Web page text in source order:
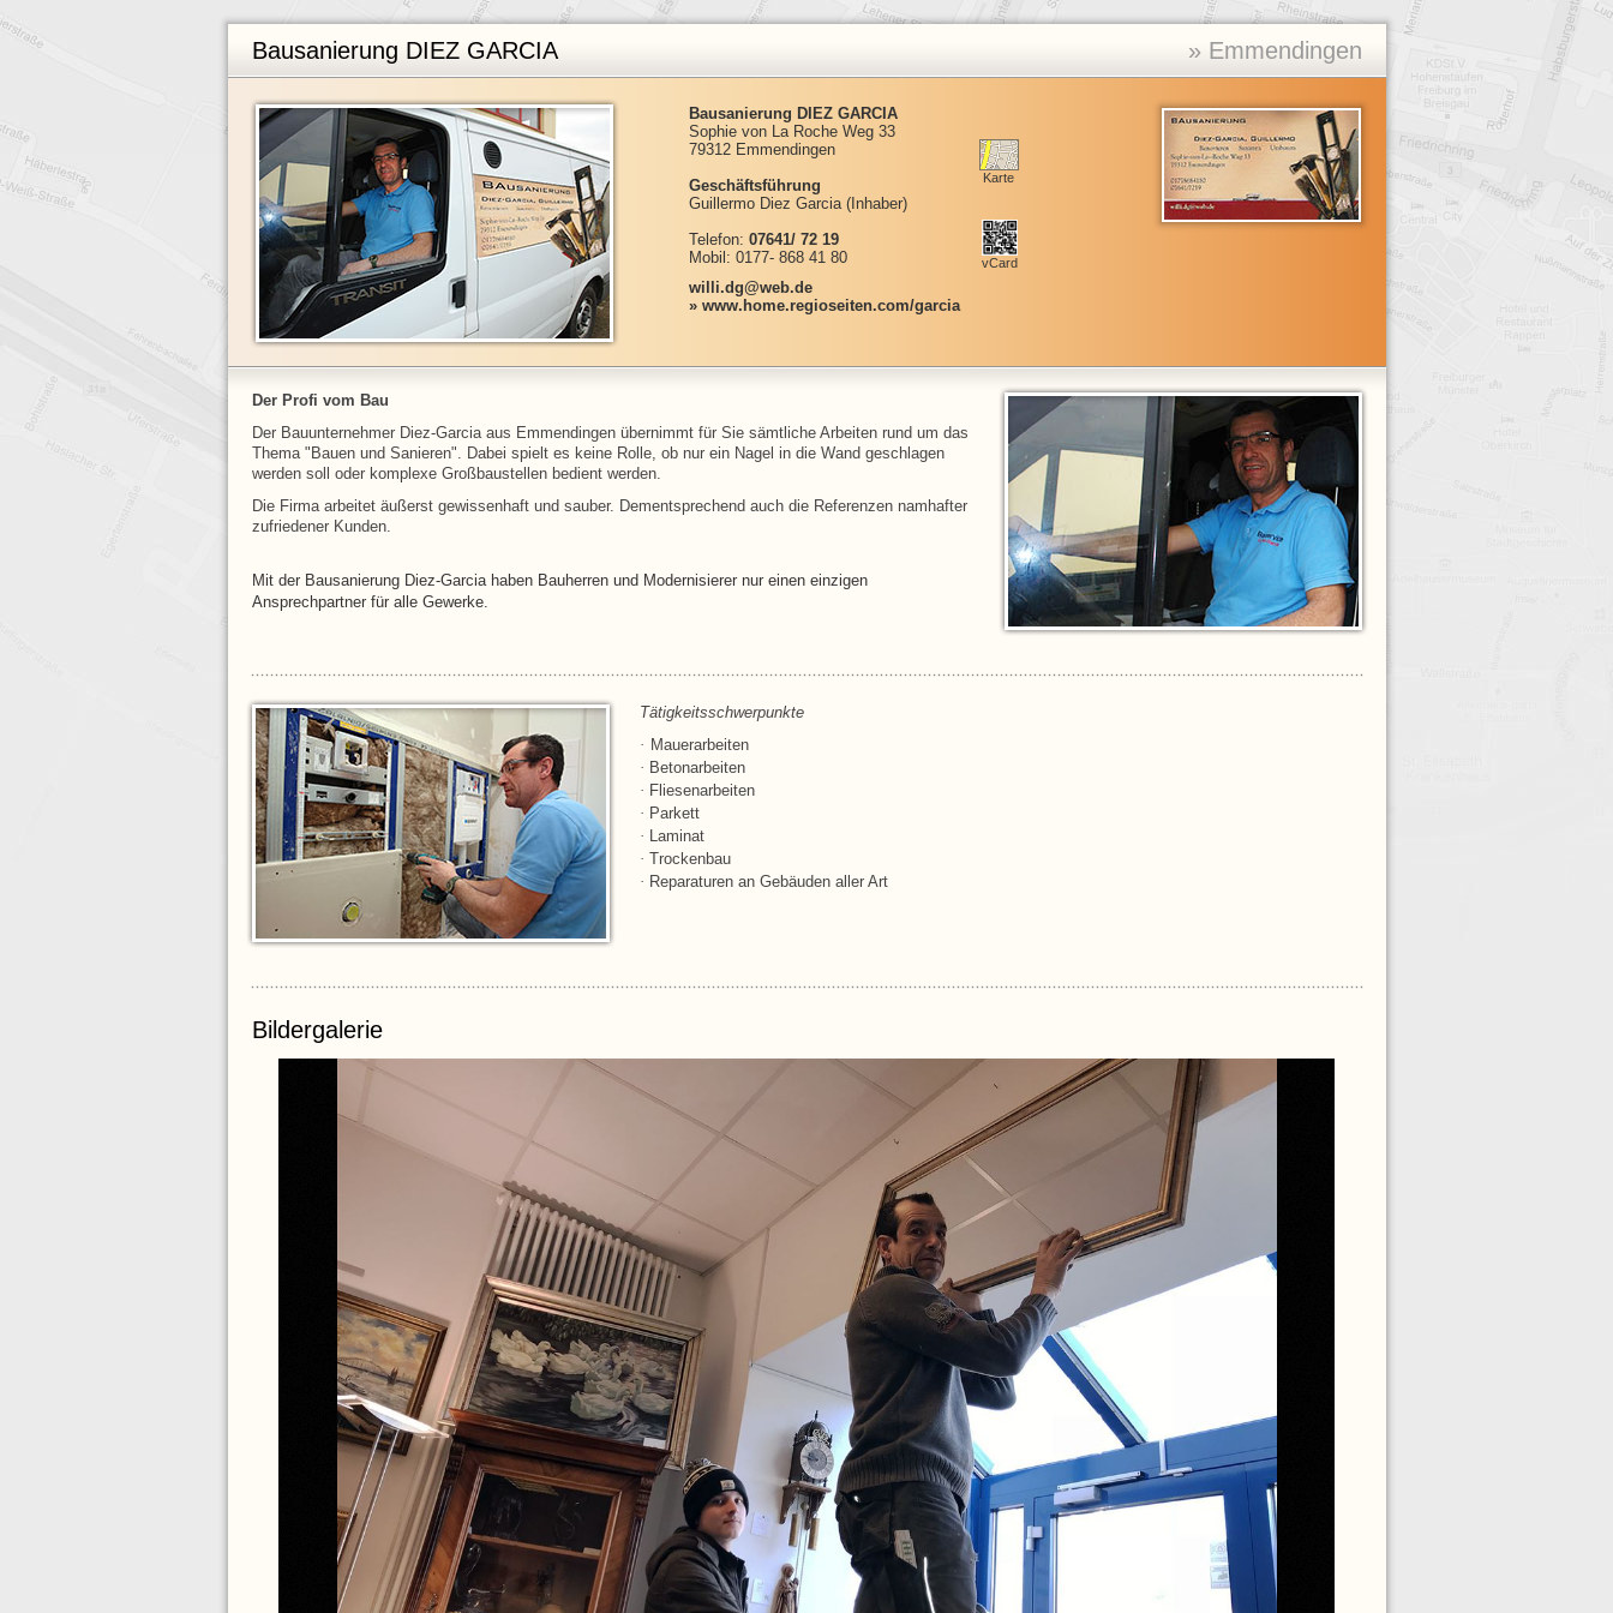
Bausanierung DIEZ GARCIA » Emmendingen
Bausanierung DIEZ GARCIA
Sophie von La Roche Weg 33
79312 Emmendingen
Karte
Geschäftsführung
Guillermo Diez Garcia (Inhaber)
Telefon: 07641/ 72 19
Mobil: 0177- 868 41 80
willi.dg@web.de
» www.home.regioseiten.com/garcia
vCard
Der Profi vom Bau
Der Bauunternehmer Diez-Garcia aus Emmendingen übernimmt für Sie sämtliche Arbeiten rund um das
Thema "Bauen und Sanieren". Dabei spielt es keine Rolle, ob nur ein Nagel in die Wand geschlagen
werden soll oder komplexe Großbaustellen bedient werden.
Die Firma arbeitet äußerst gewissenhaft und sauber. Dementsprechend auch die Referenzen namhafter
zufriedener Kunden.
Mit der BausanierungDiez-Garcia haben Bauherren und Modernisierer nur einen einzigen
Ansprechpartner für alle Gewerke.
Tätigkeitsschwerpunkte
· Mauerarbeiten
· Betonarbeiten
· Fliesenarbeiten
· Parkett
· Laminat
· Trockenbau
· Reparaturen an Gebäuden aller Art
Bildergalerie